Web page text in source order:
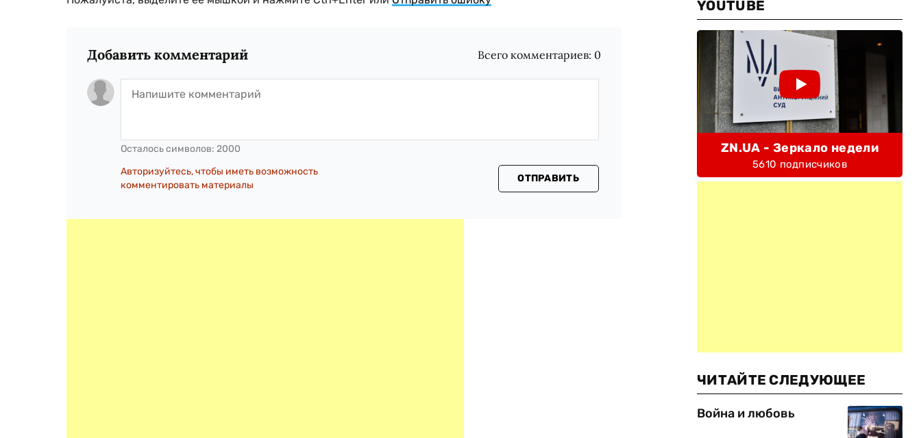
Добавить комментарий Всего комментариев: 0
Осталось символов: 2000
Авторизуйтесь, чтобы иметь возможность
комментировать материалы
ОТПРАВИТЬ
YOUTUBE
ZN.UA - Зеркало недели
5610 подписчиков
ЧИТАЙТЕ СЛЕДУЮЩЕЕ
Война и любовь